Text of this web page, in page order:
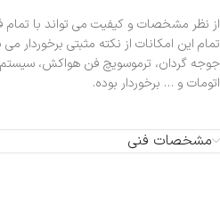
از نظر مشخصات و کیفیت می تواند با تمام
تمام این امکانات از نکته مثبتی برخوردار
جوجه گردان، ترموسویچ فن هواکش،
اتومات و … برخوردار بوده.
مشخصات فنی